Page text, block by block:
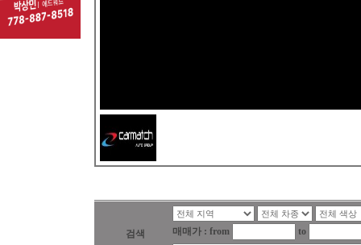
검색 매매가 : from to